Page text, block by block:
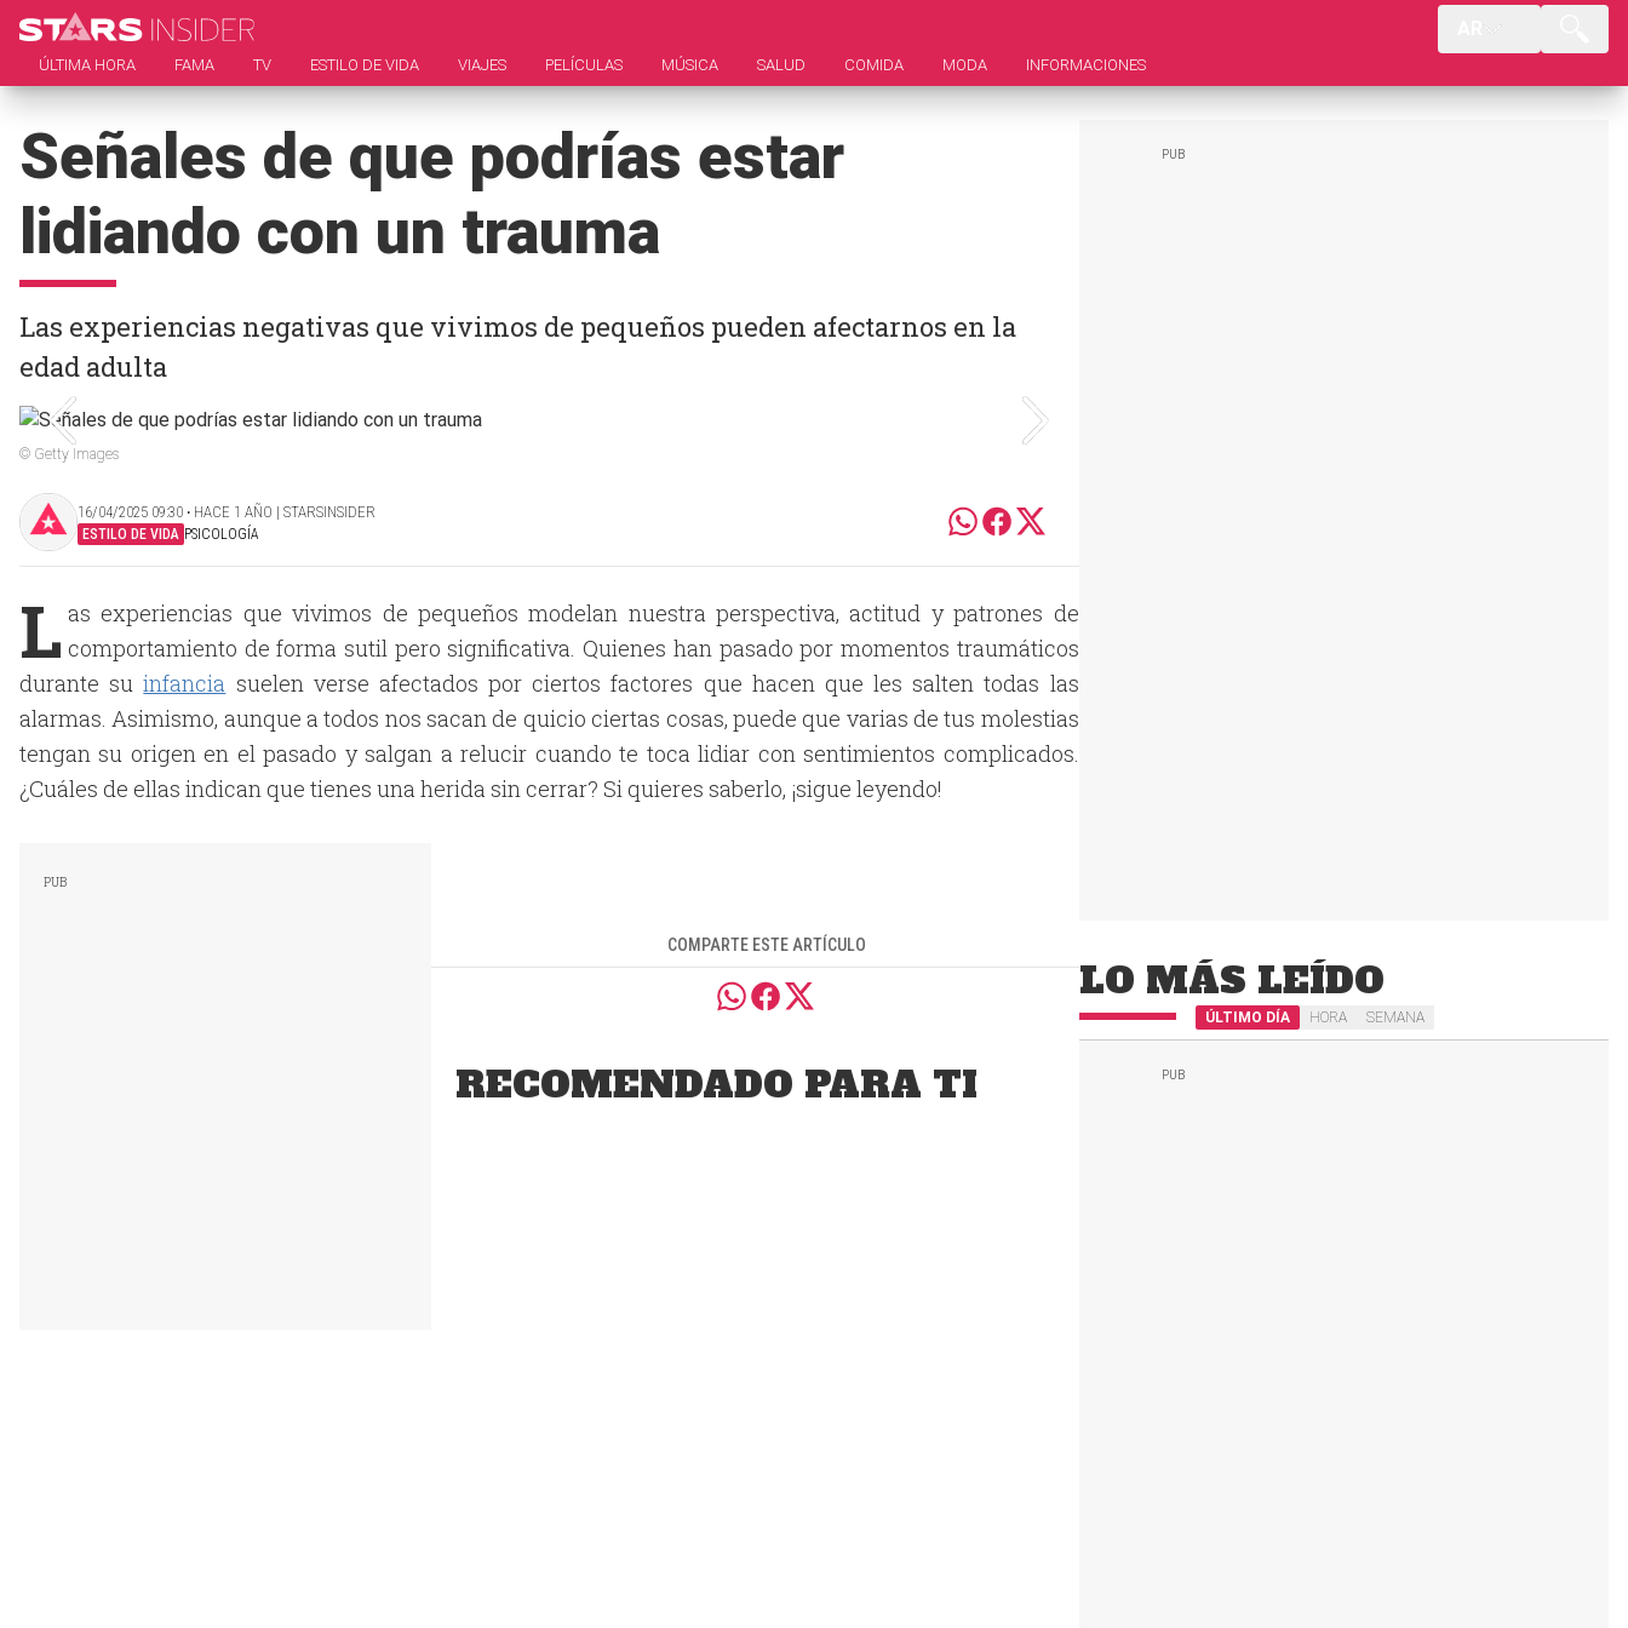
ÚLTIMA HORA FAMA TV ESTILO DE VIDA VIAJES PELÍCULAS MÚSICA SALUD COMIDA MODA INFORMACIONES
Señales de que podrías estar
lidiando con un trauma
Las experiencias negativas que vivimos de pequeños pueden afectarnos en la
edad adulta
© Getty Images
16/04/2025 09:30 ‧ HACE 1 AÑO | STARSINSIDER
ESTILO DE VIDA PSICOLOGÍA
L as experiencias que vivimos de pequeños modelan nuestra perspectiva, actitud y patrones de
comportamiento de forma sutil pero significativa. Quienes han pasado por momentos traumáticos
durante suinfancia suelen verse afectados por ciertos factores que hacen que les salten todas las
alarmas. Asimismo, aunque a todos nos sacan de quicio ciertas cosas, puede que varias de tus molestias
tengan su origen en el pasado y salgan a relucir cuando te toca lidiar con sentimientos complicados.
¿Cuáles de ellas indican que tienes una herida sin cerrar? Si quieres saberlo, ¡sigue leyendo!
COMPARTE ESTE ARTÍCULO
RECOMENDADO PARA TI
LO MÁS LEÍDO
ÚLTIMO DÍA HORA SEMANA